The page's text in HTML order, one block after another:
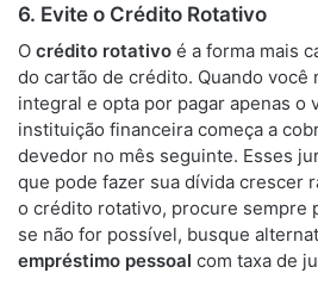
6. Evite o Crédito Rotativo
O crédito rotativo é a forma mais
do cartão de crédito. Quando você
integral e opta por pagar apenas o
instituição financeira começa a
devedor no mês seguinte. Esses
que pode fazer sua dívida crescer
o crédito rotativo, procure sempre
se não for possível, busque
empréstimo pessoal com taxa de